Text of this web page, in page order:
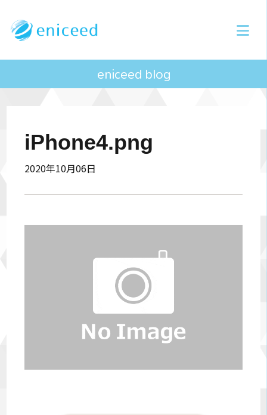
eniceed blog
iPhone4.png
2020年10月06日